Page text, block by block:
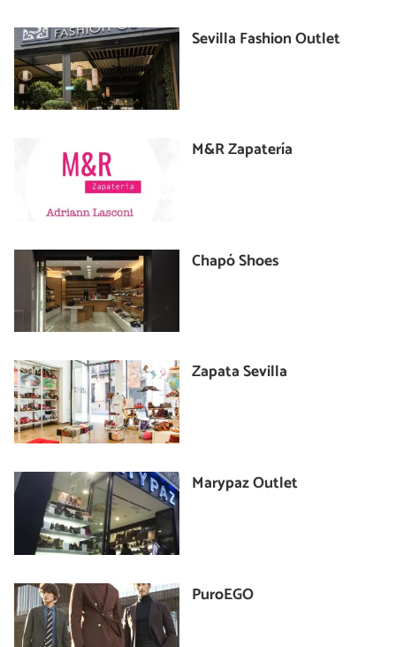
Sevilla Fashion Outlet
M&R Zapatería
Chapó Shoes
Zapata Sevilla
Marypaz Outlet
PuroEGO